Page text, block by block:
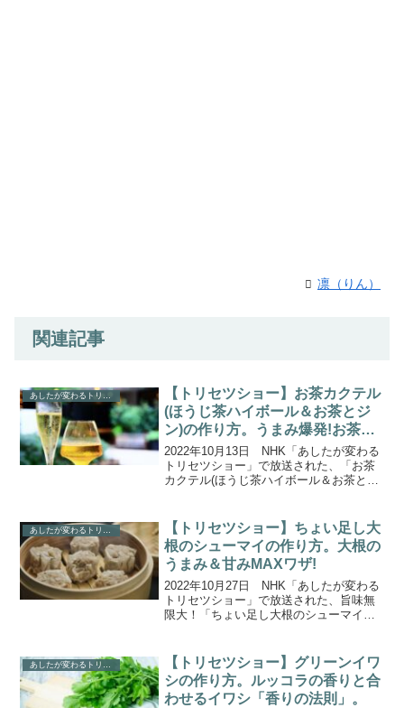
凛（りん）
関連記事
【トリセツショー】お茶カクテル
(ほうじ茶ハイボール＆お茶とジ
ン)の作り方。うまみ爆発!お茶レ
シピ。
2022年10月13日 NHK「あしたが変わる
トリセツショー」で放送された、「お茶
カクテル(ほうじ茶ハイボール＆お茶とジ
になっている「お茶」。ちょっとの工夫
でうまみ爆...
【トリセツショー】ちょい足し大
根のシューマイの作り方。大根の
うまみ＆甘みMAXワザ!
2022年10月27日 NHK「あしたが変わる
トリセツショー」で放送された、旨味無
限大！「ちょい足し大根のシューマイ」
た」！？実は、生産者や和食の達人はこ
の特徴を把...
あしたが変わるトリセツショー
【トリセツショー】グリーンイワ
シの作り方。ルッコラの香りと合
わせるイワシ「香りの法則」。